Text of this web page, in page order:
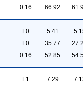
0.16
66.92
F0
L0
0.16
5.41
35.77
52.85
F1
7.29